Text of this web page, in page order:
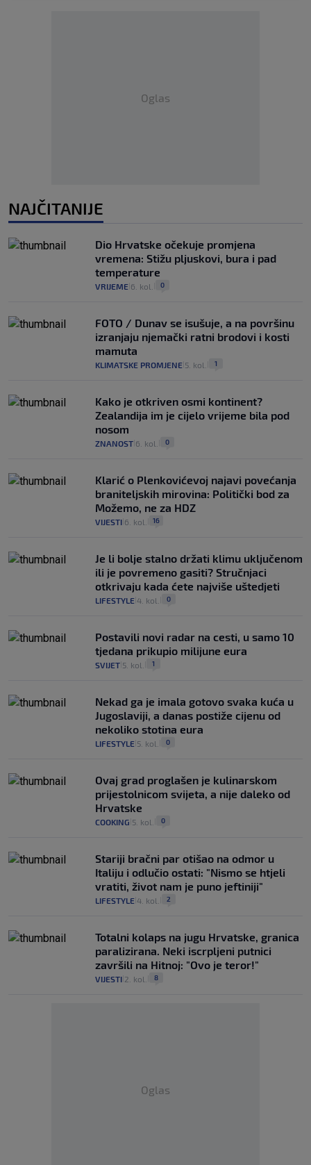
Oglas
NAJČITANIJE
Dio Hrvatske očekuje promjena
vremena: Stižu pljuskovi, bura i pad
temperature
VRIJEME 6. kol. 0
FOTO / Dunav se isušuje, a na površinu
izranjaju njemački ratni brodovi i kosti
mamuta
KLIMATSKE PROMJENE 5. kol. 1
Kako je otkriven osmi kontinent?
Zealandija im je cijelo vrijeme bila pod
nosom
ZNANOST 6. kol. 0
Klarić o Plenkovićevoj najavi povećanja
braniteljskih mirovina: Politički bod za
Možemo, ne za HDZ
VIJESTI 6. kol. 16
Je li bolje stalno držati klimu uključenom
ili je povremeno gasiti? Stručnjaci
otkrivaju kada ćete najviše uštedjeti
LIFESTYLE 4. kol. 0
Postavili novi radar na cesti, u samo 10
tjedana prikupio milijune eura
SVIJET 5. kol. 1
Nekad ga je imala gotovo svaka kuća u
Jugoslaviji, a danas postiže cijenu od
nekoliko stotina eura
LIFESTYLE 5. kol. 0
Ovaj grad proglašen je kulinarskom
prijestolnicom svijeta, a nije daleko od
Hrvatske
COOKING 5. kol. 0
Stariji bračni par otišao na odmor u
Italiju i odlučio ostati: "Nismo se htjeli
vratiti, život nam je puno jeftiniji"
LIFESTYLE 4. kol. 2
Totalni kolaps na jugu Hrvatske, granica
paralizirana. Neki iscrpljeni putnici
završili na Hitnoj: "Ovo je teror!"
VIJESTI 2. kol. 8
Oglas